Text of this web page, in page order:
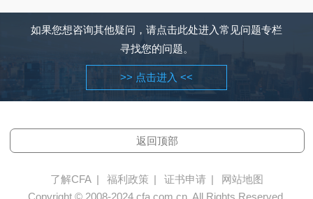
如果您想咨询其他疑问，请点击此处进入常见问题专栏
寻找您的问题。
>> 点击进入 <<
返回顶部
了解CFA | 福利政策 | 证书申请 |
网站地图